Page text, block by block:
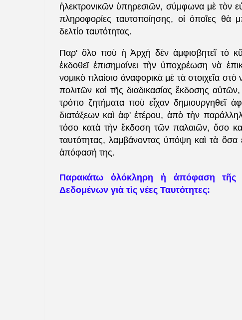
ἠλεκτρονικῶν ὑπηρεσιῶν, σύμφωνα μὲ τὸν
πληροφορίες ταυτοποίησης, οἱ ὁποῖες θὰ
δελτίο ταυτότητας.
Παρ' ὅλο ποὺ ἡ Ἀρχὴ δὲν ἀμφισβητεῖ τὸ
ἐκδοθεῖ ἐπισημαίνει τὴν ὑποχρέωση νὰ
νομικὸ πλαίσιο ἀναφορικὰ μὲ τὰ στοιχεῖα
πολιτῶν καὶ τῆς διαδικασίας ἔκδοσης
τρόπο ζητήματα ποὺ εἶχαν δημιουργηθεῖ
διατάξεων καὶ ἀφ' ἑτέρου, ἀπὸ τὴν
τόσο κατὰ τὴν ἔκδοση τῶν παλαιῶν, ὅσο
ταυτότητας, λαμβάνοντας ὑπόψη καὶ τὰ ὅσα
ἀπόφασή της.
Παρακάτω ὁλόκληρη ἡ ἀπόφαση τῆς
Δεδομένων γιὰ τὶς νέες Ταυτότητες: